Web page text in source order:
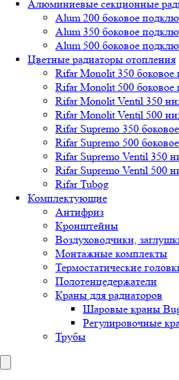
Алюминиевые секционные
Alum 200 боковое
Alum 350 боковое
Alum 500 боковое
Цветные радиаторы отопления
Rifar Monolit 350 боковое
Rifar Monolit 500 боковое
Rifar Monolit Ventil 350
Rifar Monolit Ventil 500
Rifar Supremo 350
Rifar Supremo 500
Rifar Supremo Ventil 350
Rifar Supremo Ventil 500
Rifar Tubog
Комплектующие
Антифриз
Кронштейны
Воздуховодчики,
Монтажные комплекты
Термостатические
Полотенцедержатели
Краны для радиаторов
Шаровые краны
Регулировочные
Трубы